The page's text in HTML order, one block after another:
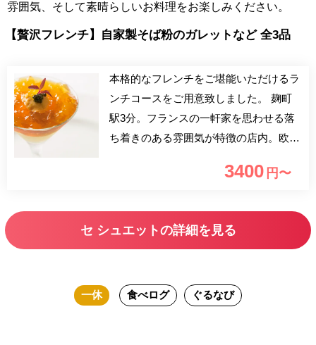
雰囲気、そして素晴らしいお料理をお楽しみください。
【贅沢フレンチ】自家製そば粉のガレットなど 全3品
本格的なフレンチをご堪能いただけるラ
ンチコースをご用意致しました。 麹町
駅3分。フランスの一軒家を思わせる落
ち着きのある雰囲気が特徴の店内。欧州
たオーナーシェフ河野の心を込めたお料
し致します。皆さまのご来店を心よりお
待ち申し上げております。
3400 円〜
セ シュエットの詳細を見る
一休 食べログ ぐるなび